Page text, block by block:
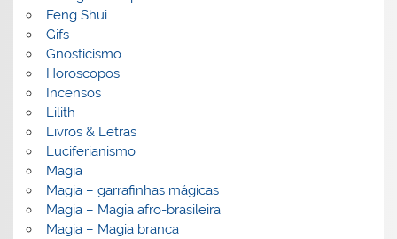
Feng Shui
Gifs
Gnosticismo
Horoscopos
Incensos
Lilith
Livros & Letras
Luciferianismo
Magia
Magia – garrafinhas mágicas
Magia – Magia afro-brasileira
Magia – Magia branca